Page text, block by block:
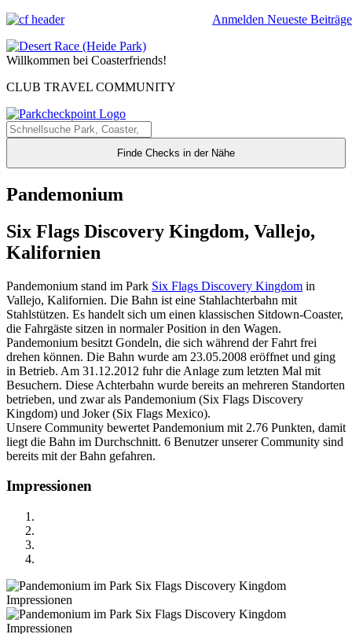
Anmelden Neueste Beiträge
Willkommen bei Coasterfriends!
CLUB TRAVEL COMMUNITY
Finde Checks in der Nähe
Pandemonium
Six Flags Discovery Kingdom, Vallejo,
Kalifornien
Pandemonium stand im Park Six Flags Discovery Kingdom in
Vallejo, Kalifornien. Die Bahn ist eine Stahlachterbahn mit
Stahlstützen. Es handelt sich um einen klassischen Sitdown-Coaster,
die Fahrgäste sitzen in normaler Position in den Wagen.
Pandemonium besitzt Gondeln, die sich während der Fahrt frei
drehen können. Die Bahn wurde am 23.05.2008 eröffnet und ging
in Betrieb. Am 31.12.2012 fuhr die Anlage zum letzten Mal mit
Besuchern. Diese Achterbahn wurde bereits an mehreren Standorten
betrieben, und zwar als Pandemonium (Six Flags Discovery
Kingdom) und Joker (Six Flags Mexico).
Unsere Community bewertet Pandemonium mit 2.76 Punkten, damit
liegt die Bahn im Durchschnitt. 6 Benutzer unserer Community sind
bereits mit der Bahn gefahren.
Impressionen